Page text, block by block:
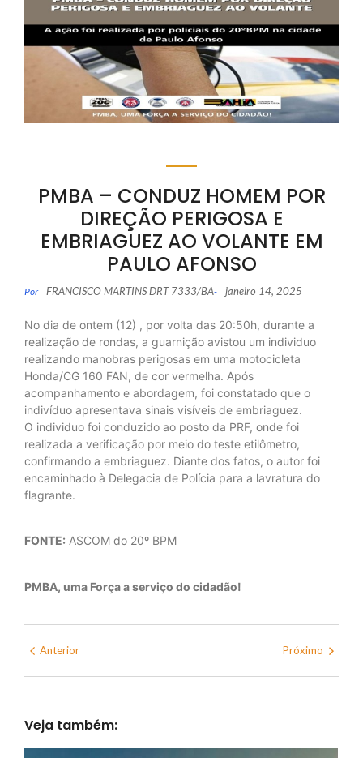
PMBA – CONDUZ HOMEM POR
DIREÇÃO PERIGOSA E
EMBRIAGUEZ AO VOLANTE EM
PAULO AFONSO
Por FRANCISCO MARTINS DRT 7333/BA- janeiro 14, 2025
No dia de ontem (12) , por volta das 20:50h, durante a
realização de rondas, a guarnição avistou um individuo
realizando manobras perigosas em uma motocicleta
Honda/CG 160 FAN, de cor vermelha. Após
acompanhamento e abordagem, foi constatado que o
indivíduo apresentava sinais visíveis de embriaguez.
O individuo foi conduzido ao posto da PRF, onde foi
realizada a verificação por meio do teste etilômetro,
confirmando a embriaguez. Diante dos fatos, o autor foi
encaminhado à Delegacia de Polícia para a lavratura do
flagrante.
FONTE: ASCOM do 20º BPM
PMBA, uma Força a serviço do cidadão!
Anterior Próximo
Veja também: